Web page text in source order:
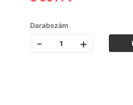
Darabszám
- +